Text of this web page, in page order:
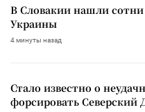
В Словакии нашли сотни
Украины
4 минуты назад
Стало известно о
форсировать Северский